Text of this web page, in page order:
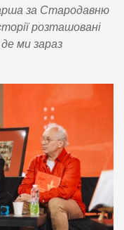
за Стародавню
розташовані
де ми зараз